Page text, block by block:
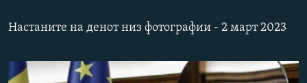
Премини
ПОДКАСТ ЗОШТО?
Настаните на денот низ фотографии - 2 март 2023